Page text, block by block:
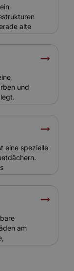
Eine
bedeutet
und
alte
sind
aus und
für
sind
müssen
und
Eigentümer
daran
eine spezielle
für
Schutz
am